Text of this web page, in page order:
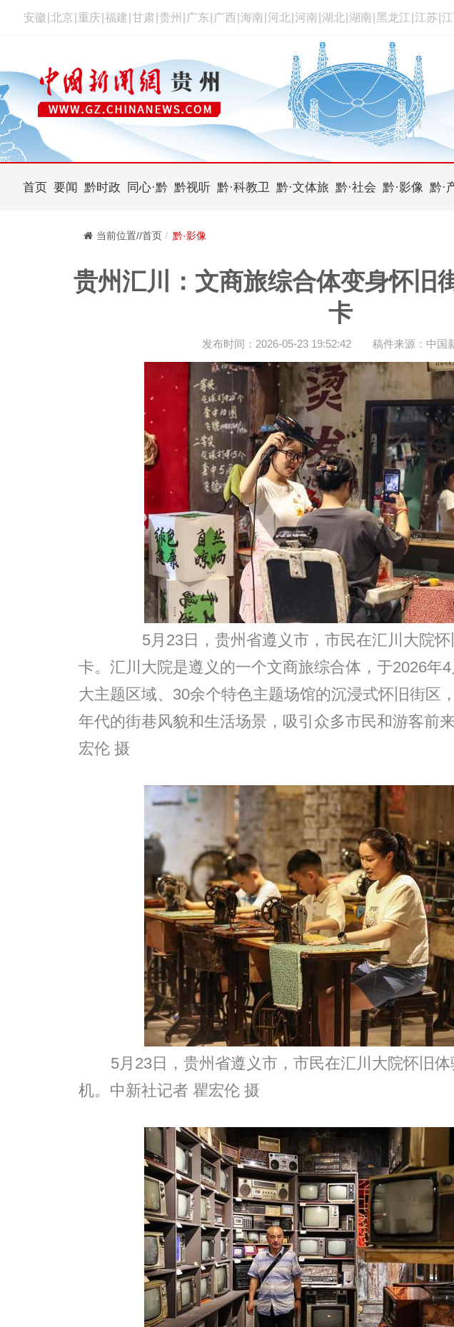
安徽 北京 重庆 福建 甘肃 贵州 广东 广西 海南 河北 河南 湖北 湖南 黑龙江 江苏
首页 要闻 黔时政 同心·黔 黔视听 黔·科教卫 黔·文体旅 黔·社会 黔·影像 黔·
当前位置//首页 黔·影像
贵州汇川：文商旅综合体变身怀旧
卡
发布时间：2026-05-23 19:52:42 稿件来源：中国
5月23日，贵州省遵义市，市民在汇川大院怀
卡。汇川大院是遵义的一个文商旅综合体，于2026年
大主题区域、30余个特色主题场馆的沉浸式怀旧街区
年代的街巷风貌和生活场景，吸引众多市民和游客前
宏伦 摄
5月23日，贵州省遵义市，市民在汇川大院怀旧体
机。中新社记者 瞿宏伦 摄